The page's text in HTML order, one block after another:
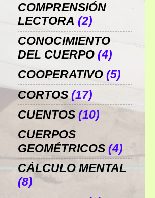
COMPRENSIÓN
LECTORA (2)
CONOCIMIENTO
DEL CUERPO (4)
COOPERATIVO (5)
CORTOS (17)
CUENTOS (10)
CUERPOS
GEOMÉTRICOS (4)
CÁLCULO MENTAL
(8)